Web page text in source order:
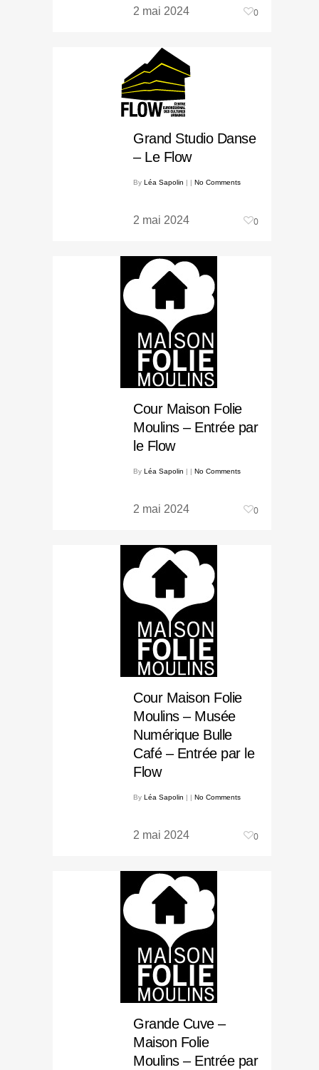
2 mai 2024 0
Grand Studio Danse
– Le Flow
By Léa Sapolin | | No Comments
2 mai 2024 0
Cour Maison Folie
Moulins – Entrée par
le Flow
By Léa Sapolin | | No Comments
2 mai 2024 0
Cour Maison Folie
Moulins – Musée
Numérique Bulle
Café – Entrée par le
Flow
By Léa Sapolin | | No Comments
2 mai 2024 0
Grande Cuve –
Maison Folie
Moulins – Entrée par